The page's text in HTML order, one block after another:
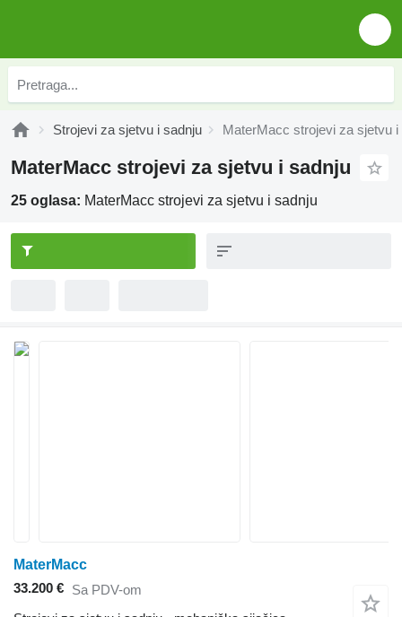
Strojevi za sjetvu i sadnju MaterMacc strojevi za sjetvu i
MaterMacc strojevi za sjetvu i sadnju
25 oglasa: MaterMacc strojevi za sjetvu i sadnju
MaterMacc
33.200 € Sa PDV-om